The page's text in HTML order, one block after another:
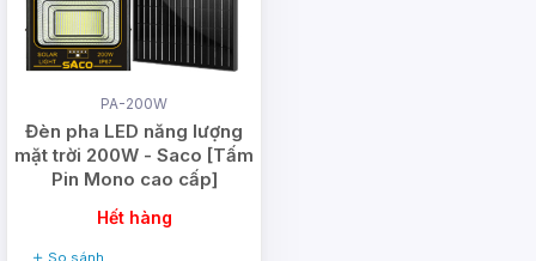
PA-200W
Đèn pha LED năng lượng
mặt trời 200W - Saco [Tấm
Pin Mono cao cấp]
Hết hàng
So sánh